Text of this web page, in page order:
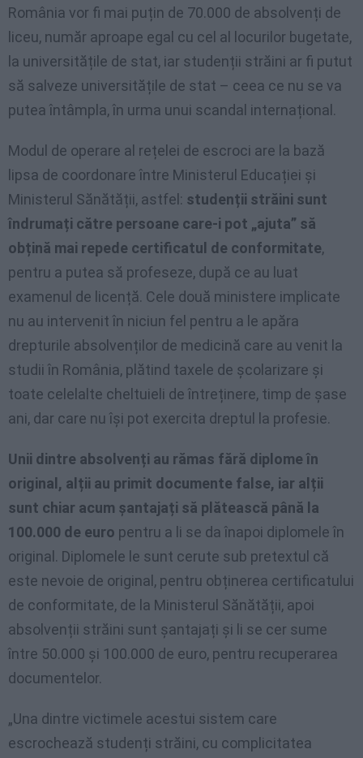
România vor fi mai puțin de 70.000 de absolvenți de
liceu, număr aproape egal cu cel al locurilor bugetate,
la universitățile de stat, iar studenții străini ar fi putut
să salveze universitățile de stat – ceea ce nu se va
putea întâmpla, în urma unui scandal internațional.
Modul de operare al rețelei de escroci are la bază
lipsa de coordonare între Ministerul Educației și
Ministerul Sănătății, astfel: studenții străini sunt
îndrumați către persoane care-i pot „ajuta” să
obțină mai repede certificatul de conformitate,
pentru a putea să profeseze, după ce au luat
examenul de licență. Cele două ministere implicate
nu au intervenit în niciun fel pentru a le apăra
drepturile absolvenților de medicină care au venit la
studii în România, plătind taxele de școlarizare și
toate celelalte cheltuieli de întreținere, timp de șase
ani, dar care nu își pot exercita dreptul la profesie.
Unii dintre absolvenți au rămas fără diplome în
original, alții au primit documente false, iar alții
sunt chiar acum șantajați să plătească până la
100.000 de euro pentru a li se da înapoi diplomele în
original. Diplomele le sunt cerute sub pretextul că
este nevoie de original, pentru obținerea certificatului
de conformitate, de la Ministerul Sănătății, apoi
absolvenții străini sunt șantajați și li se cer sume
între 50.000 și 100.000 de euro, pentru recuperarea
documentelor.
„Una dintre victimele acestui sistem care
escrochează studenți străini, cu complicitatea